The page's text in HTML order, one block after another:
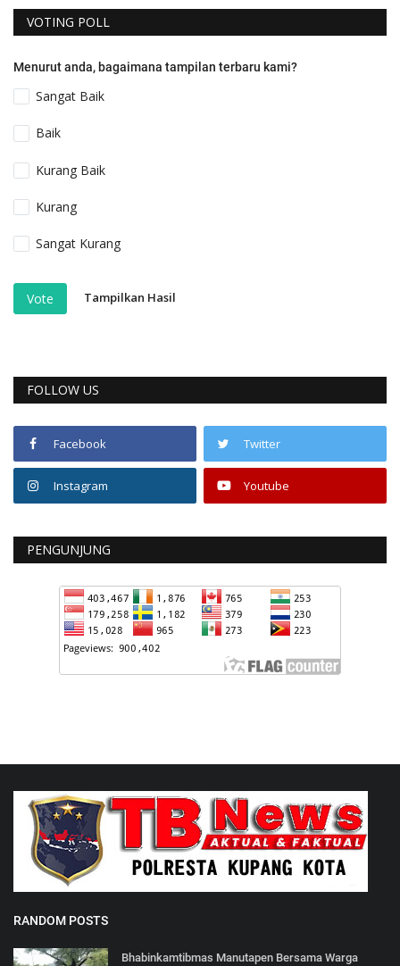
VOTING POLL
Menurut anda, bagaimana tampilan terbaru kami?
Sangat Baik
Baik
Kurang Baik
Kurang
Sangat Kurang
Vote Tampilkan Hasil
FOLLOW US
Facebook Twitter
Instagram Youtube
PENGUNJUNG
RANDOM POSTS
Bhabinkamtibmas Manutapen Bersama Warga